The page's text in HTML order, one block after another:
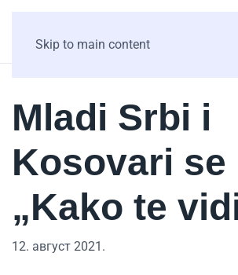
Skip to main content
Mladi Srbi i
Kosovari se
„Kako te
12. август 2021.